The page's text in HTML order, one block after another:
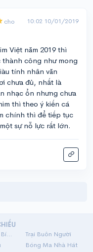
cho
10:02 10/01/2019
Việt năm 2019 thì
công như mong
tính nhân văn
chưa đủ, nhất là
nhạc ổn nhưng chưa
thì theo ý kiến cá
chính thì để tiếp tục
sự nỗ lực rất lớn.
Hộ Linh Tráng Sĩ: Bí Ẩn Mộ Vua Đinh
Trại Buôn Người
Bóng Ma Nhà Hát